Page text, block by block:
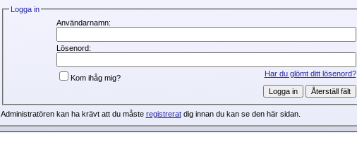
Logga in
Användarnamn:
Lösenord:
Har du glömt ditt lösenord?
Kom ihåg mig?
Administratören kan ha krävt att du måste registreratdig innan du kan se den här sidan.